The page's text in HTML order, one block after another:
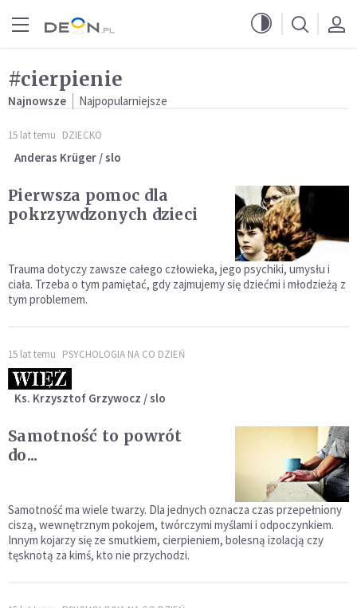
#cierpienie
Najnowsze Najpopularniejsze
15 lat temu DZIECKO
Anderas Krüger / slo
Pierwsza pomoc dla
pokrzywdzonych dzieci
Trauma dotyczy zawsze całego człowieka, jego psychiki, umysłu i
ciała. Trzeba o tym pamiętać, gdy zajmujemy się dziećmi i młodzieżą z
tym problemem.
15 lat temu PSYCHOLOGIA NA CO DZIEŃ
Ks. Krzysztof Grzywocz / slo
Samotność to powrót
do...
Samotność ma wiele twarzy. Dla jednych oznacza czas przepełniony
ciszą, wewnętrznym pokojem, twórczymi myślami i odpoczynkiem.
Innym kojarzy się ze smutkiem, cierpieniem, bolesną izolacją czy
tęsknotą za kimś, kto nie przychodzi.